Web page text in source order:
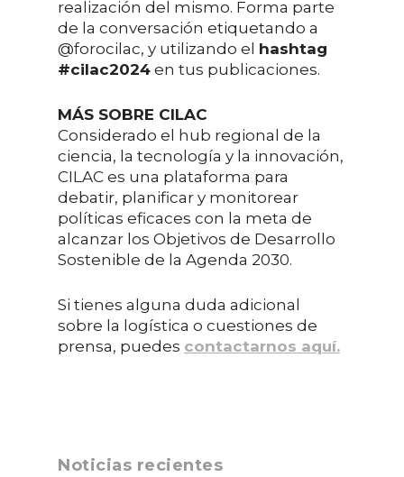
realización del mismo. Forma parte
de la conversación etiquetando a
@forocilac, y utilizando el hashtag
#cilac2024 en tus publicaciones.
MÁS SOBRE CILAC
Considerado el hub regional de la
ciencia, la tecnología y la innovación,
CILAC es una plataforma para
debatir, planificar y monitorear
políticas eficaces con la meta de
alcanzar los Objetivos de Desarrollo
Sostenible de la Agenda 2030.
Si tienes alguna duda adicional
sobre la logística o cuestiones de
prensa, puedes contactarnos aquí.
Noticias recientes